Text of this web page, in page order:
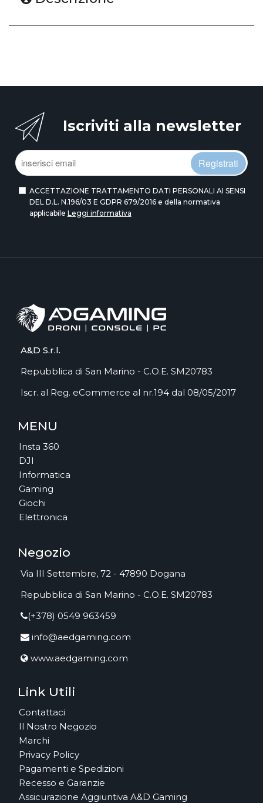
Iscriviti alla newsletter
Registrati
ACCETTAZIONE TRATTAMENTO DATI PERSONALI AI SENSI
DEL D.L. N.196/03 E GDPR 679/2016 e della normativa
applicabile Leggi informativa
A&D S.r.l.
Repubblica di San Marino - C.O.E. SM20783
Iscr. al Reg. eCommerce al nr.194 dal 08/05/2017
MENU
Insta 360
DJI
Informatica
Gaming
Giochi
Elettronica
Negozio
Via III Settembre, 72 - 47890 Dogana
Repubblica di San Marino - C.O.E. SM20783
(+378) 0549 963459
info@aedgaming.com
www.aedgaming.com
Link Utili
Contattaci
Il Nostro Negozio
Marchi
Privacy Policy
Pagamenti e Spedizioni
Recesso e Garanzie
Assicurazione Aggiuntiva A&D Gaming